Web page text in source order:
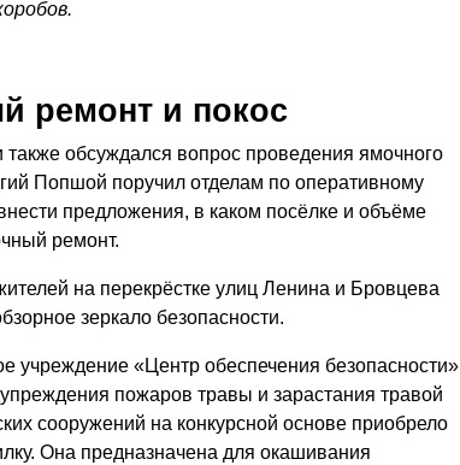
ремонт и покос
обсуждался вопрос проведения ямочного
Попшой поручил отделам по оперативному
предложения, в каком посёлке и объёме
ремонт.
на перекрёстке улиц Ленина и Бровцева
зеркало безопасности.
учреждение «Центр обеспечения безопасности»
пожаров травы и зарастания травой
сооружений на конкурсной основе приобрело
Она предназначена для окашивания